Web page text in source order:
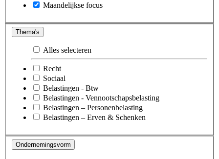
Maandelijkse focus
Thema's
Alles selecteren
Recht
Sociaal
Belastingen - Btw
Belastingen - Vennootschapsbelasting
Belastingen – Personenbelasting
Belastingen – Erven & Schenken
Ondernemingsvorm